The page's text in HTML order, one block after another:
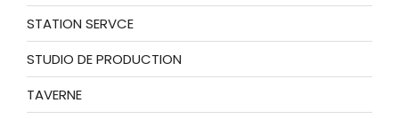
STATION SERVCE
STUDIO DE PRODUCTION
TAVERNE